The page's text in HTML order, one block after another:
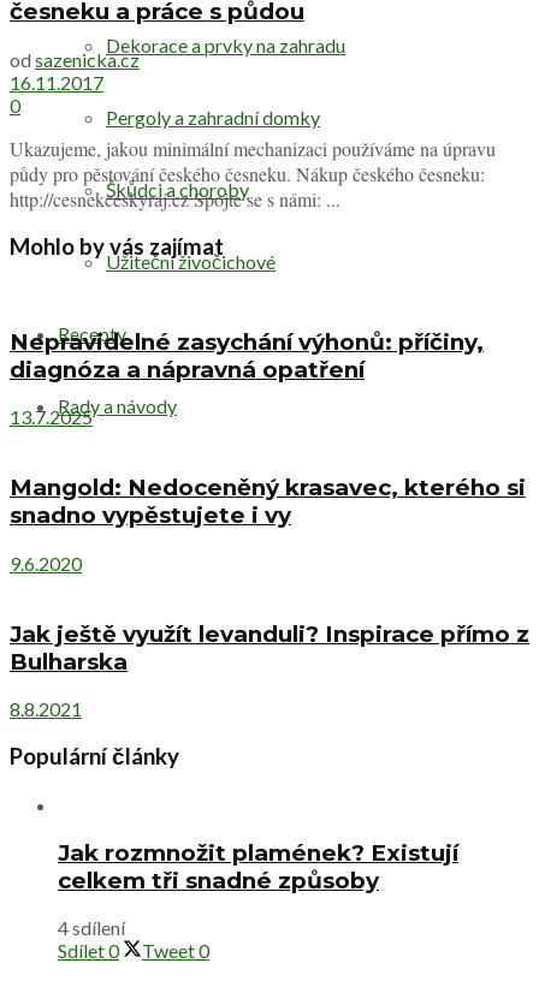
Dekorace a prvky na zahradu
Pergoly a zahradní domky
Škůdci a choroby
Užiteční živočichové
Recepty
Rady a návody
česneku a práce s půdou
od sazenicka.cz
16.11.2017
0
Ukazujeme, jakou minimální mechanizaci používáme na úpravu
půdy pro pěstování českého česneku. Nákup českého česneku:
http://cesnekceskyraj.cz Spojte se s námi: ...
Mohlo by vás zajímat
Nepravidelné zasychání výhonů: příčiny,
diagnóza a nápravná opatření
13.7.2025
Mangold: Nedoceněný krasavec, kterého si
snadno vypěstujete i vy
9.6.2020
Jak ještě využít levanduli? Inspirace přímo z
Bulharska
8.8.2021
Populární články
Jak rozmnožit plamének? Existují
celkem tři snadné způsoby
4 sdílení
Sdílet0 Tweet0